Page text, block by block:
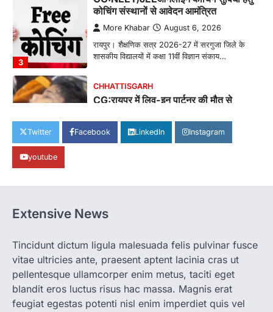
3
कोचिंग संस्थानों से आवेदन आमंत्रित
More Khabar August 6, 2026
रायपुर। शैक्षणिक सत्र 2026-27 में सरगुजा जिले के
शासकीय विद्यालयों में कक्षा 11वीं विज्ञान संकाय…
CHHATTISGARH
CG:रायपुर में लिव-इन पार्टनर की मौत से
More Khabar August 6, 2026
रायपुर। राजधानी रायपुर से एक सनसनीखेज मामला
CHHATTISGARH
More Khabar
जिसे 2018 में शुरू किया गया…
CHHATTISGARH
CG: शराब दुकानों में गड़बड़ी पर आबकारी
विभाग का बड़ा एक्शन
Twitter Facebook LinkedIn Instagram
youtube
Extensive News
Tincidunt dictum ligula malesuada felis pulvinar fusce
vitae ultricies ante, praesent aptent lacinia cras ut
pellentesque ullamcorper enim metus, taciti eget
blandit eros luctus risus hac massa. Magnis erat
feugiat egestas potenti nisl enim imperdiet quis vel